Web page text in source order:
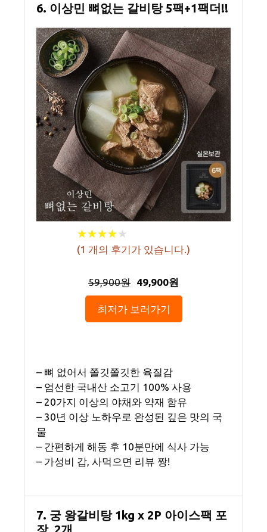
6. 이상민 뼈없는 갈비탕 5팩+1팩더!!
★★★★★
★★★★★
(1 개의 후기가 있습니다.)
59,900원 49,900원
최저가 보러가기
– 뼈 없어서 쫄깃쫄깃한 육질감
– 엄선한 국내산 소고기 100% 사용
– 20가지 이상의 야채와 약재 함유
– 30년 이상 노하우로 완성된 깊은 맛의 국
물
– 간편하게 해동 후 10분만에 식사 가능
– 가성비 갑, 사먹으면 리뷰 짱!
7. 궁 왕갈비탕 1kg x 2P 아이스팩 포